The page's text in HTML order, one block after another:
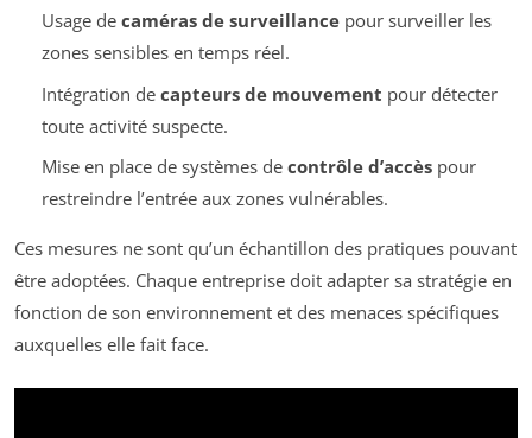
Usage de caméras de surveillancepour surveiller les
zones sensibles en temps réel.
Intégration de capteurs de mouvement pour détecter
toute activité suspecte.
Mise en place de systèmes de contrôle d’accèspour
restreindre l’entrée aux zones vulnérables.
Ces mesures ne sont qu’un échantillon des pratiques pouvant
être adoptées. Chaque entreprise doit adapter sa stratégie en
fonction de son environnement et des menaces spécifiques
auxquelles elle fait face.